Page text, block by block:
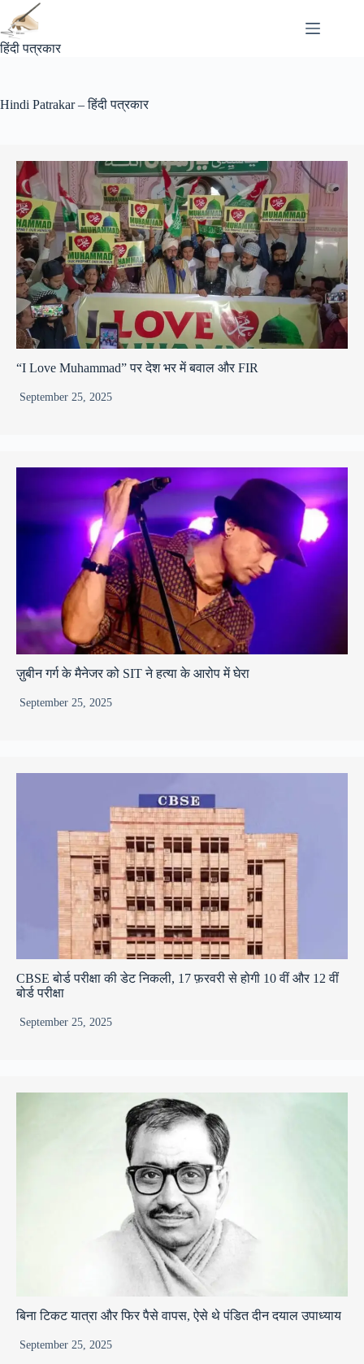
content
हिंदी पत्रकार
Hindi Patrakar – हिंदी पत्रकार
“I Love Muhammad” पर देश भर में बवाल और FIR
September 25, 2025
ज़ुबीन गर्ग के मैनेजर को SIT ने हत्या के आरोप में घेरा
September 25, 2025
CBSE बोर्ड परीक्षा की डेट निकली, 17 फ़रवरी से होगी 10 वीं और 12 वीं
बोर्ड परीक्षा
September 25, 2025
बिना टिकट यात्रा और फिर पैसे वापस, ऐसे थे पंडित दीन दयाल उपाध्याय
September 25, 2025